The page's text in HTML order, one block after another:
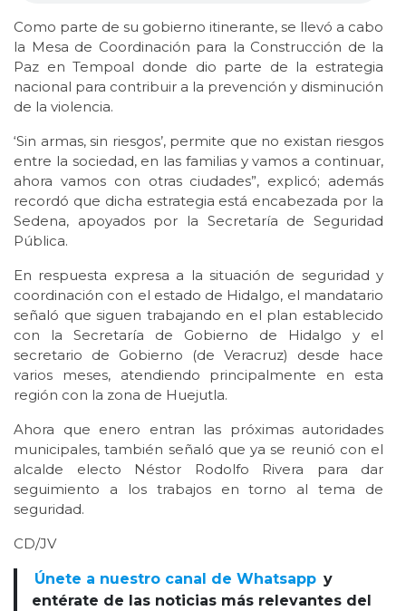
Como parte de su gobierno itinerante, se llevó a cabo
la Mesa de Coordinación para la Construcción de la
Paz en Tempoal donde dio parte de la estrategia
nacional para contribuir a la prevención y disminución
de la violencia.
‘Sin armas, sin riesgos’, permite que no existan riesgos
entre la sociedad, en las familias y vamos a continuar,
ahora vamos con otras ciudades”, explicó; además
recordó que dicha estrategia está encabezada por la
Sedena, apoyados por la Secretaría de Seguridad
Pública.
En respuesta expresa a la situación de seguridad y
coordinación con el estado de Hidalgo, el mandatario
señaló que siguen trabajando en el plan establecido
con la Secretaría de Gobierno de Hidalgo y el
secretario de Gobierno (de Veracruz) desde hace
varios meses, atendiendo principalmente en esta
región con la zona de Huejutla.
Ahora que enero entran las próximas autoridades
municipales, también señaló que ya se reunió con el
alcalde electo Néstor Rodolfo Rivera para dar
seguimiento a los trabajos en torno al tema de
seguridad.
CD/JV
Únete a nuestro canal de Whatsapp y
entérate de las noticias más relevantes del